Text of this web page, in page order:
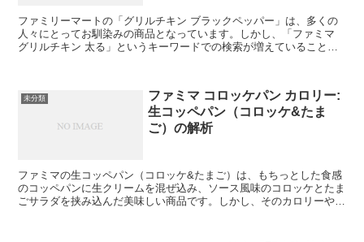
ファミリーマートの「グリルチキン ブラックペッパー」は、多くの
人々にとってお馴染みの商品となっています。しかし、「ファミマ
グリルチキン 太る」というキーワードでの検索が増えていることか
未分類
ファミマ コロッケパン カロリー:
生コッペパン（コロッケ&たま
ご）の解析
ファミマの生コッペパン（コロッケ&たまご）は、もちっとした食感
のコッペパンに生クリームを混ぜ込み、ソース風味のコロッケとたま
ごサラダを挟み込んだ美味しい商品です。しかし、そのカロリーや栄